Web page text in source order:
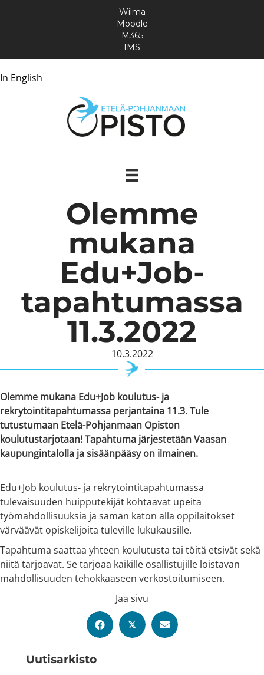
In English
Wilma
Moodle
M365
IMS
Olemme
mukana
Edu+Job-
tapahtumassa
11.3.2022
10.3.2022
Uutis­arkisto
Olemme mukana Edu+Job koulutus- ja
rekrytointitapahtumassa perjantaina 11.3. Tule
tutustumaan Etelä-Pohjanmaan Opiston
koulutustarjotaan! Tapahtuma järjestetään Vaasan
kaupungintalolla ja sisäänpääsy on ilmainen.
Edu+Job koulutus- ja rekrytointitapahtumassa
tulevaisuuden huipputekijät kohtaavat upeita
työmahdollisuuksia ja saman katon alla oppilaitokset
värväävät opiskelijoita tuleville lukukausille.
Tapahtuma saattaa yhteen koulutusta tai töitä etsivät sekä
niitä tarjoavat. Se tarjoaa kaikille osallistujille loistavan
mahdollisuuden tehokkaaseen verkostoitumiseen.
Jaa sivu
𝕏